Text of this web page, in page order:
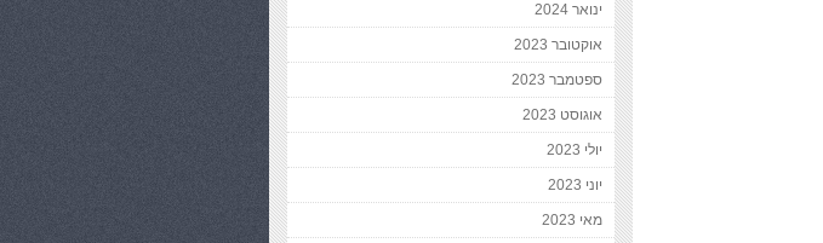
ינואר 2024
אוקטובר 2023
ספטמבר 2023
אוגוסט 2023
יולי 2023
יוני 2023
מאי 2023